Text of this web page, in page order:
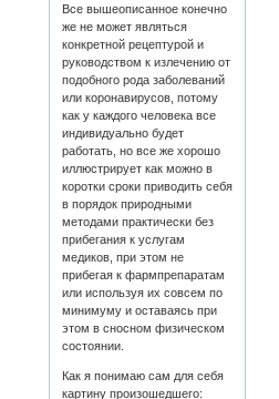
Все вышеописанное конечно
же не может являться
конкретной рецептурой и
руководством к излечению от
подобного рода заболеваний
или коронавирусов, потому
как у каждого человека все
индивидуально будет
работать, но все же хорошо
иллюстрирует как можно в
коротки сроки приводить себя
в порядок природными
методами практически без
прибегания к услугам
медиков, при этом не
прибегая к фармпрепаратам
или используя их совсем по
минимуму и оставаясь при
этом в сносном физическом
состоянии.
Как я понимаю сам для себя
картину произошедшего: